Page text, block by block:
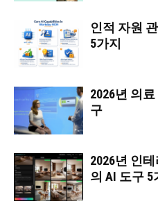
인적 자원
5가지
2026년 의
구
2026년 인
의 AI 도구 5